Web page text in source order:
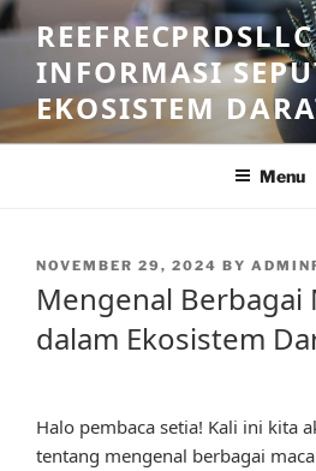
Skip
to
contentINFORMASI
EKOSISTEM
Menu
POSTED
NOVEMBER 29, 2024 BY
Mengenal Berbagai
dalam Ekosistem
Halo pembaca setia! Kali ini kita
tentang mengenal berbagai